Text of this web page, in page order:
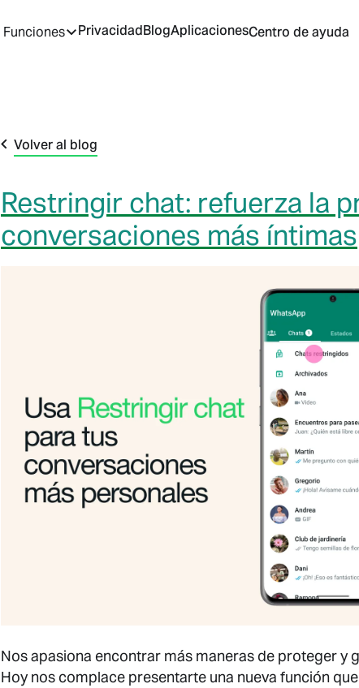
Funciones PrivacidadBlogAplicacionesCentro de ayuda
Volver al blog
Restringir chat: refuerza la
conversaciones más íntimas
Nos apasiona encontrar más maneras de proteger y
Hoy nos complace presentarte una nueva función